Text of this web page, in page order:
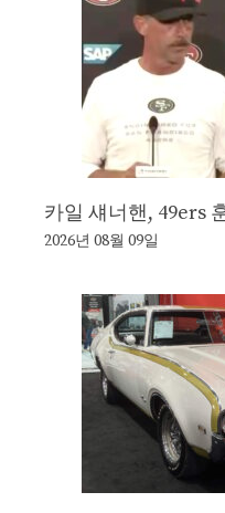
카일 섀너핸, 49ers
2026년 08월 09일